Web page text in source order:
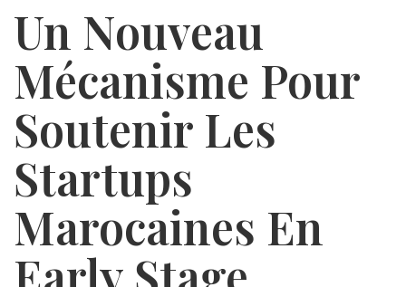
Un Nouveau
Mécanisme Pour
Soutenir Les
Startups
Marocaines En